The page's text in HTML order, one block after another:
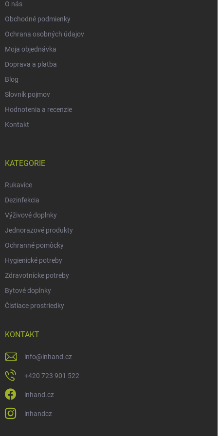
O nás
Obchodné podmienky
Ochrana osobných údajov
Moja objednávka
Doprava a platba
Blog
Slovník pojmov
Hodnotenia a recenzie
Kontakt
KATEGORIE
Rukavice
Dezinfekcia
Výživové doplnky
Jednorazové produkty
Ochranné pomôcky
Hygienické potreby
Zdravotnícke potreby
Bytové doplnky
Čistiace prostriedky
KONTAKT
info@inhand.cz
+420 723 901 522
inhand.cz
inhandcz